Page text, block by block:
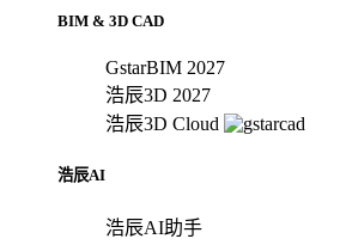
BIM & 3D CAD
GstarBIM 2027
浩辰3D 2027
浩辰3D Cloud
浩辰AI
浩辰AI助手